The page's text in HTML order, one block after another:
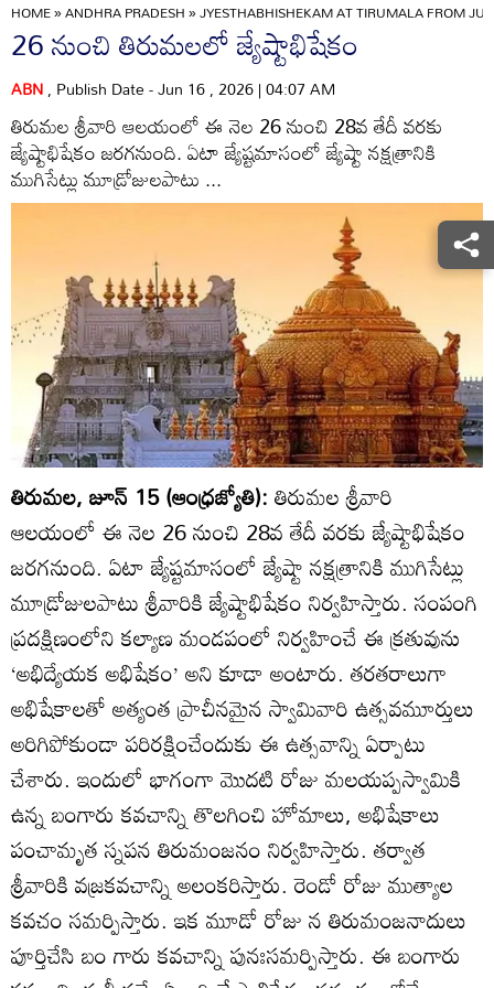
HOME»ANDHRA PRADESH»JYESTHABHISHEKAM AT TIRUMALA FROM
26 నుంచి తిరుమలలో జ్యేష్టాభిషేకం
ABN, Publish Date - Jun 16 , 2026 | 04:07 AM
తిరుమల శ్రీవారి ఆలయంలో ఈ నెల 26 నుంచి 28వ తేదీ వరకు
జ్యేష్టాభిషేకం జరగనుంది. ఏటా జ్యేష్టమాసంలో జ్యేష్టా నక్షత్రానికి
ముగిసేట్లు మూడ్రోజులపాటు ...
తిరుమల, జూన్‌ 15 (ఆంధ్రజ్యోతి):తిరుమల శ్రీవారి
ఆలయంలో ఈ నెల 26 నుంచి 28వ తేదీ వరకు జ్యేష్టాభిషేకం
జరగనుంది. ఏటా జ్యేష్టమాసంలో జ్యేష్టా నక్షత్రానికి ముగిసేట్లు
మూడ్రోజులపాటు శ్రీవారికి జ్యేష్టాభిషేకం నిర్వహిస్తారు. సంపంగి
ప్రదక్షిణంలోని కల్యాణ మండపంలో నిర్వహించే ఈ క్రతువును
‘అభిద్యేయక అభిషేకం’ అని కూడా అంటారు. తరతరాలుగా
అభిషేకాలతో అత్యంత ప్రాచీనమైన స్వామివారి ఉత్సవమూర్తులు
అరిగిపోకుండా పరిరక్షించేందుకు ఈ ఉత్సవాన్ని ఏర్పాటు
చేశారు. ఇందులో భాగంగా మొదటి రోజు మలయప్పస్వామికి
ఉన్న బంగారు కవచాన్ని తొలగించి హోమాలు, అభిషేకాలు
పంచామృత స్నపన తిరుమంజనం నిర్వహిస్తారు. తర్వాత
శ్రీవారికి వజ్రకవచాన్ని అలంకరిస్తారు. రెండో రోజు ముత్యాల
కవచం సమర్పిస్తారు. ఇక మూడో రోజు న తిరుమంజనాదులు
పూర్తిచేసి బం గారు కవచాన్ని పునఃసమర్పిస్తారు. ఈ బంగారు